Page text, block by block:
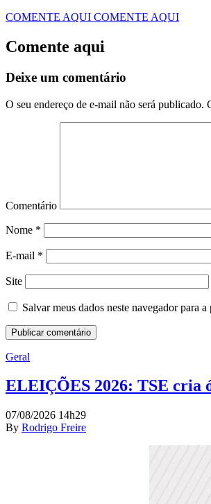
COMENTE AQUI COMENTE AQUI
Comente aqui
Deixe um comentário
O seu endereço de e-mail não será publicado.
Comentário
Nome *
E-mail *
Site
Salvar meus dados neste navegador para
Geral
ELEIÇÕES 2026: TSE cria
07/08/2026 14h29
By Rodrigo Freire